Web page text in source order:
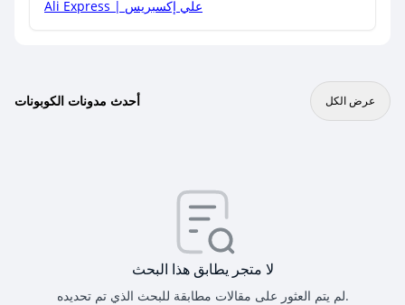
Ali Express | علي إكسبريس
أحدث مدونات الكوبونات عرض الكل
لا متجر يطابق هذا البحث
لم يتم العثور على مقالات مطابقة للبحث الذي تم تحديده.